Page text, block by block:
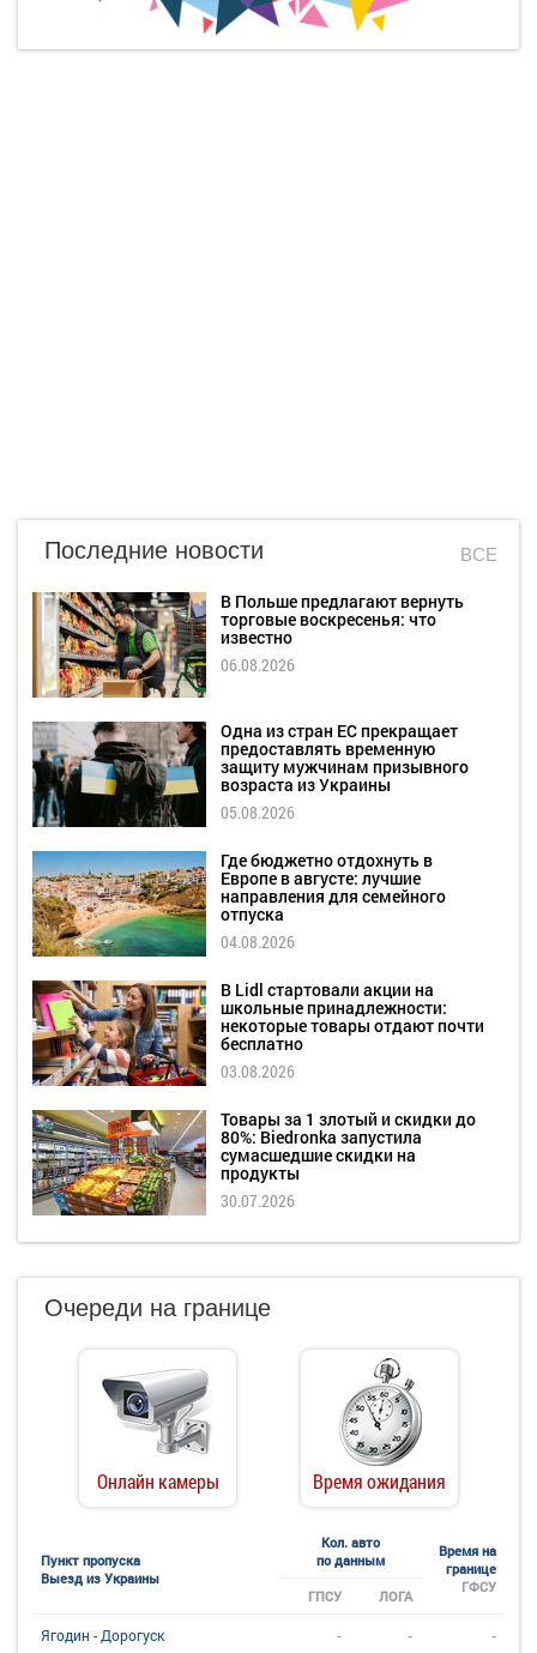
Последние новости ВСЕ
В Польше предлагают вернуть
торговые воскресенья: что
известно
06.08.2026
Одна из стран ЕС прекращает
предоставлять временную
защиту мужчинам призывного
возраста из Украины
05.08.2026
Где бюджетно отдохнуть в
Европе в августе: лучшие
направления для семейного
отпуска
04.08.2026
В Lidl стартовали акции на
школьные принадлежности:
некоторые товары отдают почти
бесплатно
03.08.2026
Товары за 1 злотый и скидки до
80%: Biedronka запустила
сумасшедшие скидки на
продукты
30.07.2026
Очереди на границе
Онлайн камеры Время ожидания
Пункт пропуска
Выезд из Украины
Кол. авто
по данным
Время на
границе
ГФСУ
ГПСУ ЛОГА
Ягодин - Дорогуск - - -